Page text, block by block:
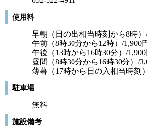
使用料
早朝（日の出相当時刻から8時
午前（8時30分から12時）/1,900
午後（13時から16時30分）/1,900
昼間（8時30分から16時30分）/
薄暮（17時から日の入相当時刻
駐車場
無料
施設備考